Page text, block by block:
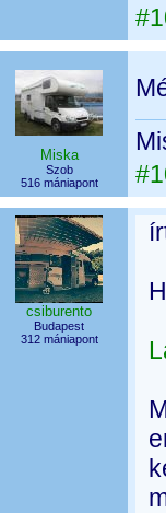
Miska
Szob
516 mániapont
csiburento
Budapest
312 mániapont